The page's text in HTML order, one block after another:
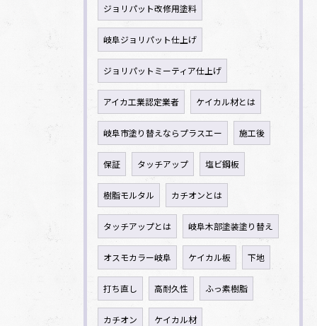
ジョリパット改修用塗料
岐阜ジョリパット仕上げ
ジョリパットミーティア仕上げ
アイカ工業認定業者 ケイカル材とは
岐阜市塗り替えならプラスエー 施工後
保証 タッチアップ 塩ビ鋼板
樹脂モルタル カチオンとは
タッチアップとは 岐阜木部塗装塗り替え
オスモカラー岐阜 ケイカル板 下地
打ち直し 高耐久性 ふっ素樹脂
カチオン ケイカル材